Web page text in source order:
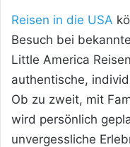
Reisen in die USA
Besuch bei
Little America
authentische,
Ob zu zweit, mit
wird persönlich
unvergessliche